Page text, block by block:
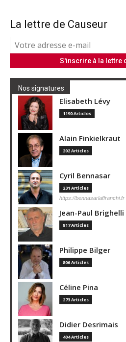
La lettre de Causeur
Nos signatures
Elisabeth Lévy
1190 Articles
Alain Finkielkraut
202 Articles
Cyril Bennasar
231 Articles
https://bennasarlaffranchi.fr
Jean-Paul Brighelli
817 Articles
Philippe Bilger
806 Articles
Céline Pina
273 Articles
Didier Desrimais
404 Articles